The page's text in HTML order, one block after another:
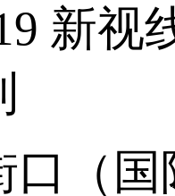
新视
口（